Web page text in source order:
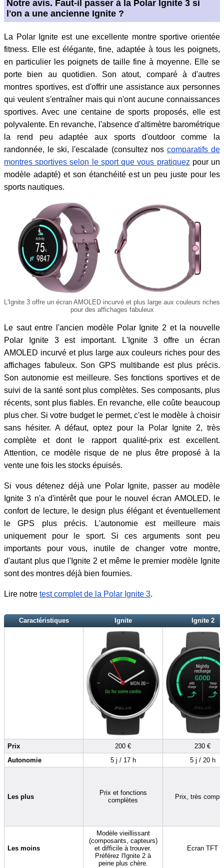
Notre avis. Faut-il passer à la Polar Ignite 3 si
l'on a une ancienne Ignite ?
La Polar Ignite est une excellente montre sportive orientée
fitness. Elle est élégante, fine, adaptée à tous les poignets,
en particulier les poignets de taille fine à moyenne. Elle se
porte bien au quotidien. Son atout, comparé à d'autres
montres sportives, est d'offrir une assistance aux personnes
qui veulent s'entraîner mais qui n'ont aucune connaissances
sportives. Avec une centaine de sports proposés, elle est
polyvalente. En revanche, l'absence d'altimètre barométrique
la rend peu adaptée aux sports d'outdoor comme la
randonnée, le ski, l'escalade (consultez nos comparatifs de
montres sportives selon le sport que vous pratiquez pour un
modèle adapté) et son étanchéité est un peu juste pour les
sports nautiques.
L'Ignite 3 offre un écran AMOLED incurvé et plus large aux couleurs riches
pour des affichages fabuleux
Le saut entre l'ancien modèle Polar Ignite 2 et la nouvelle
Polar Ignite 3 est important. L'Ignite 3 offre un écran
AMOLED incurvé et plus large aux couleurs riches pour des
affichages fabuleux. Son GPS multibande est plus précis.
Son autonomie est meilleure. Ses fonctions sportives et de
suivi de la santé sont plus complètes. Ses composants, plus
récents, sont plus fiables. En revanche, elle coûte beaucoup
plus cher. Si votre budget le permet, c'est le modèle à choisir
sans hésiter. A défaut, optez pour la Polar Ignite 2, très
complète et dont le rapport qualité-prix est excellent.
Attention, ce modèle risque de ne plus être proposé à la
vente une fois les stocks épuisés.
Si vous détenez déjà une Polar Ignite, passer au modèle
Ignite 3 n'a d'intérêt que pour le nouvel écran AMOLED, le
confort de lecture, le design plus élégant et éventuellement
le GPS plus précis. L'autonomie est meilleure mais
uniquement pour le sport. Si ces arguments sont peu
importants pour vous, inutile de changer votre montre,
d'autant plus que l'Ignite 2 et même le premier modèle Ignite
sont des montres déjà bien fournies.
Lire notre test complet de la Polar Ignite 3.
Caractéristiques Ignite Ignite 2
Prix 200 €
230 €
Autonomie
5 j / 17 h 5 j / 20 h
Les plus
Prix et fonctions
complètes
Prix, très
Les moins
Modèle vieillissant
(composants, capteurs)
et difficile à trouver.
Préférez l'Ignite 2 à
peine plus chère.
Ecran TFT